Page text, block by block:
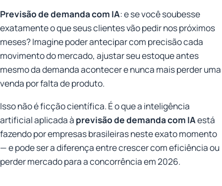
Previsão de demanda com IA: e se você soubesse
exatamente o que seus clientes vão pedir nos próximos
meses? Imagine poder antecipar com precisão cada
movimento do mercado, ajustar seu estoque antes
mesmo da demanda acontecer e nunca mais perder uma
venda por falta de produto.
Isso não é ficção científica. É o que a inteligência
artificial aplicada à previsão de demanda com IAestá
fazendo por empresas brasileiras neste exato momento
— e pode ser a diferença entre crescer com eficiência ou
perder mercado para a concorrência em 2026.